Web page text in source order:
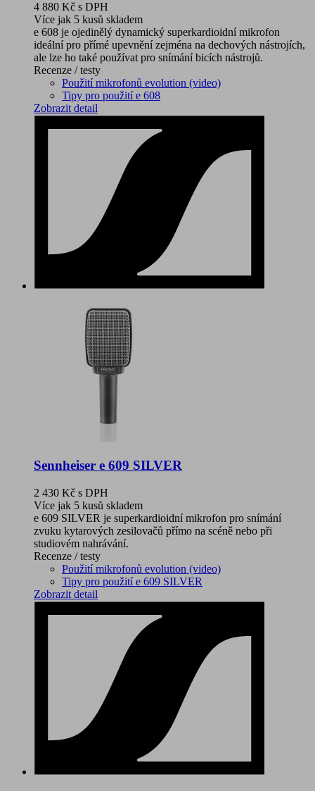
4 880 Kč s DPH
Více jak 5 kusů skladem
e 608 je ojedinělý dynamický superkardioidní mikrofon
ideální pro přímé upevnění zejména na dechových nástrojích,
ale lze ho také používat pro snímání bicích nástrojů.
Recenze / testy
Použití mikrofonů evolution (video)
Tipy pro použití e 608
Zobrazit detail
Sennheiser e 609 SILVER
2 430 Kč s DPH
Více jak 5 kusů skladem
e 609 SILVER je superkardioidní mikrofon pro snímání
zvuku kytarových zesilovačů přímo na scéně nebo při
studiovém nahrávání.
Recenze / testy
Použití mikrofonů evolution (video)
Tipy pro použití e 609 SILVER
Zobrazit detail